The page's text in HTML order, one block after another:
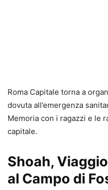
Roma Capitale torna a
dovuta all’emergenza
Memoria con i ragazzi e le
capitale.
Shoah,
al Campo di